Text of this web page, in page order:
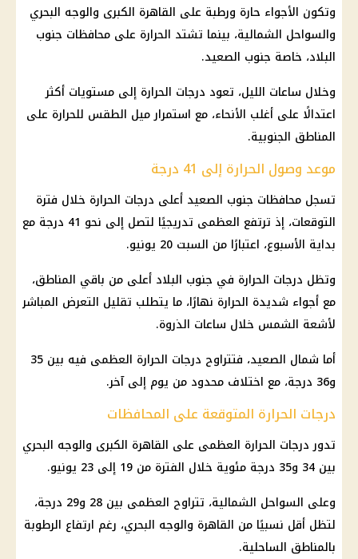
وتكون الأجواء حارة ورطبة على القاهرة الكبرى والوجه البحري
والسواحل الشمالية، بينما تشتد الحرارة على محافظات جنوب
البلاد، خاصة جنوب الصعيد.
وخلال ساعات الليل، تعود درجات الحرارة إلى مستويات أكثر
اعتدالًا على أغلب الأنحاء، مع استمرار ميل الطقس للحرارة على
المناطق الجنوبية.
موعد وصول الحرارة إلى 41 درجة
تسجل محافظات جنوب الصعيد أعلى درجات الحرارة خلال فترة
التوقعات، إذ ترتفع العظمى تدريجيًا لتصل إلى نحو 41 درجة مع
بداية الأسبوع، اعتبارًا من السبت 20 يونيو.
وتظل درجات الحرارة في جنوب البلاد أعلى من باقي المناطق،
مع أجواء شديدة الحرارة نهارًا، ما يتطلب تقليل التعرض المباشر
لأشعة الشمس خلال ساعات الذروة.
أما شمال الصعيد، فتتراوح درجات الحرارة
العظمى فيه بين 35
و36 درجة، مع اختلاف محدود من يوم إلى آخر.
درجات الحرارة المتوقعة على المحافظات
تدوردرجات الحرارة العظمى على القاهرة الكبرى والوجه البحري
بين 34 و35 درجة مئوية خلال الفترة من 19 إلى 23 يونيو.
وعلى السواحل الشمالية، تتراوح العظمى بين 28 و29 درجة،
لتظل أقل نسبيًا من القاهرة والوجه البحري، رغم ارتفاع الرطوبة
بالمناطق الساحلية.